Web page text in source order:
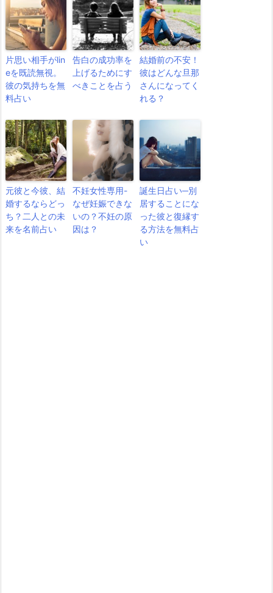
片思い相手がlin
eを既読無視。
彼の気持ちを無
料占い
告白の成功率を
上げるためにす
べきことを占う
結婚前の不安！
彼はどんな旦那
さんになってく
れる？
元彼と今彼、結
婚するならどっ
ち？二人との未
来を名前占い
不妊女性専用-
なぜ妊娠できな
いの？不妊の原
因は？
誕生日占い─別
居することにな
った彼と復縁す
る方法を無料占
い